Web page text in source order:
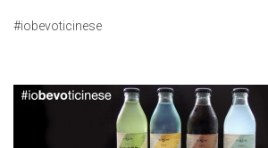
#iobevoticinese